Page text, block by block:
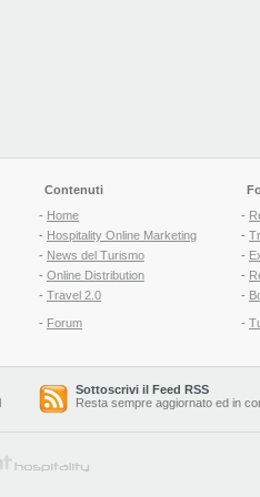
Contenuti
- Home
- Hospitality Online Marketing
- News del Turismo
- Online Distribution
- Travel 2.0
- Forum
-
-
-
-
-
-
Sottoscrivi il Feed RSS
Resta sempre aggiornato ed in